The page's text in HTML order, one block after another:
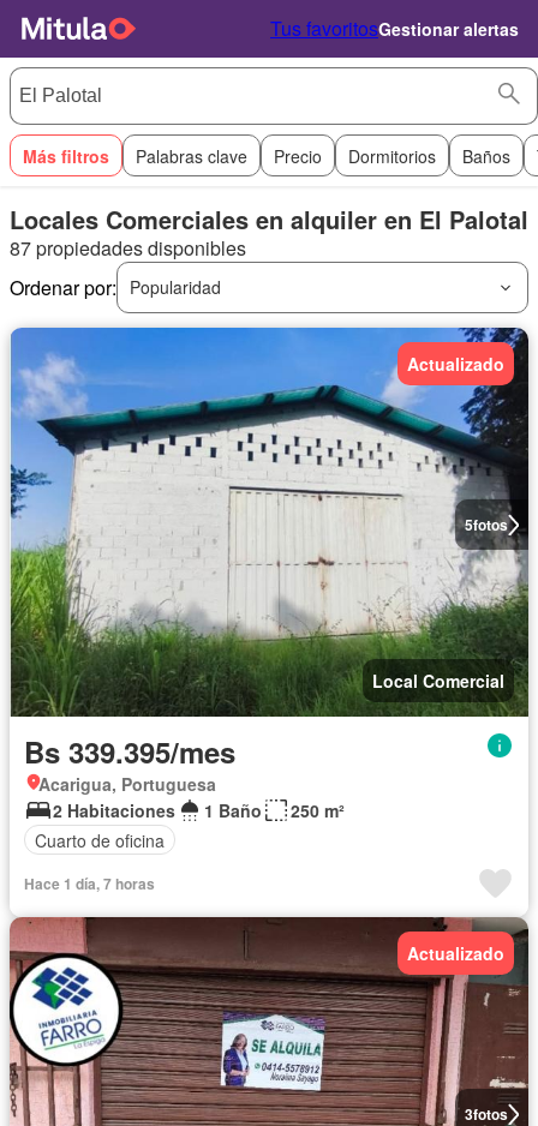
Tus favoritosGestionar alertas
Más filtros Palabras clave Precio Dormitorios Baños
Locales Comerciales en alquiler en El Palotal
87 propiedades disponibles
Ordenar por:
Popularidad
5fotos
Actualizado
Local Comercial
Bs 339.395/mes
Acarigua, Portuguesa
2 Habitaciones
1 Baño
250 m²
Cuarto de oficina
Hace 1 día, 7 horas
3fotos
Actualizado